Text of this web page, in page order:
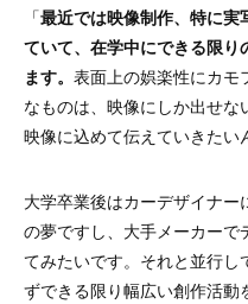
「最近では映像制作、特に
ていて、在学中にできる限
ます。 表面上の娯楽性にカモ
なものは、映像にしか出せ
映像に込めて伝えていきたい
大学卒業後はカーデザイナ
の夢ですし、大手メーカーで
てみたいです。それと並行
ずできる限り幅広い創作活動